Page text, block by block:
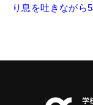
り息を吐きながら